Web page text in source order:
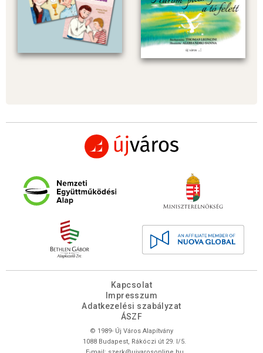
Kapcsolat
Impresszum
Adatkezelési szabályzat
ÁSZF
© 1989- Új Város Alapítvány
1088 Budapest, Rákóczi út 29. I/5.